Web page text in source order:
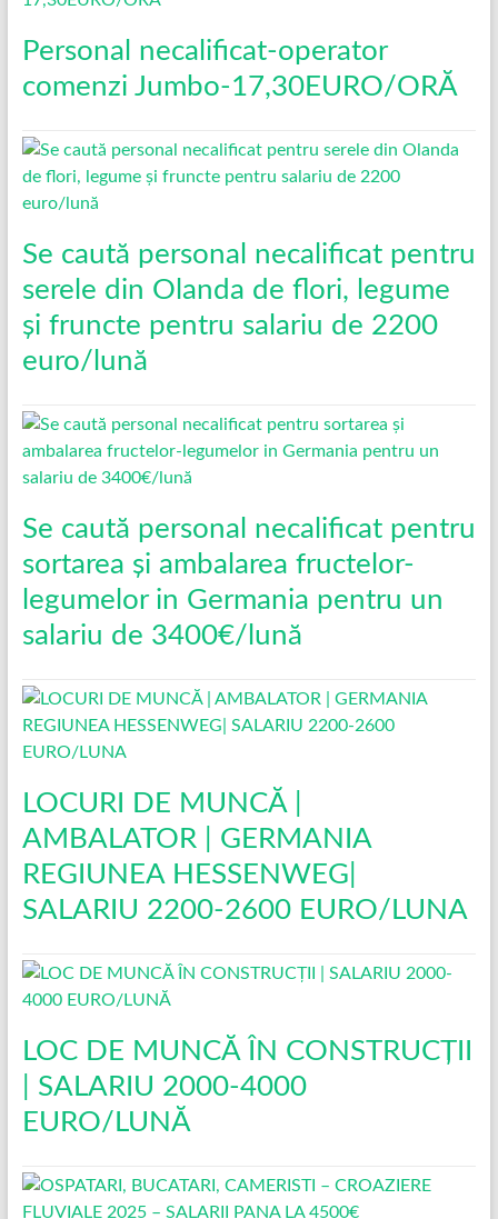
Personal necalificat-operator
comenzi Jumbo-17,30EURO/ORĂ
Se caută personal necalificat pentru
serele din Olanda de flori, legume
și fruncte pentru salariu de 2200
euro/lună
Se caută personal necalificat pentru
sortarea și ambalarea fructelor-
legumelor in Germania pentru un
salariu de 3400€/lună
LOCURI DE MUNCĂ |
AMBALATOR | GERMANIA
REGIUNEA HESSENWEG|
SALARIU 2200-2600 EURO/LUNA
LOC DE MUNCĂ ÎN CONSTRUCŢII
| SALARIU 2000-4000
EURO/LUNĂ